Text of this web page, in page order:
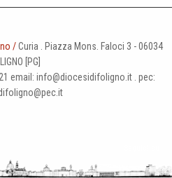
/Curia . Piazza Mons. Faloci 3 - 06034
[PG]
email: info@diocesidifoligno.it . pec: